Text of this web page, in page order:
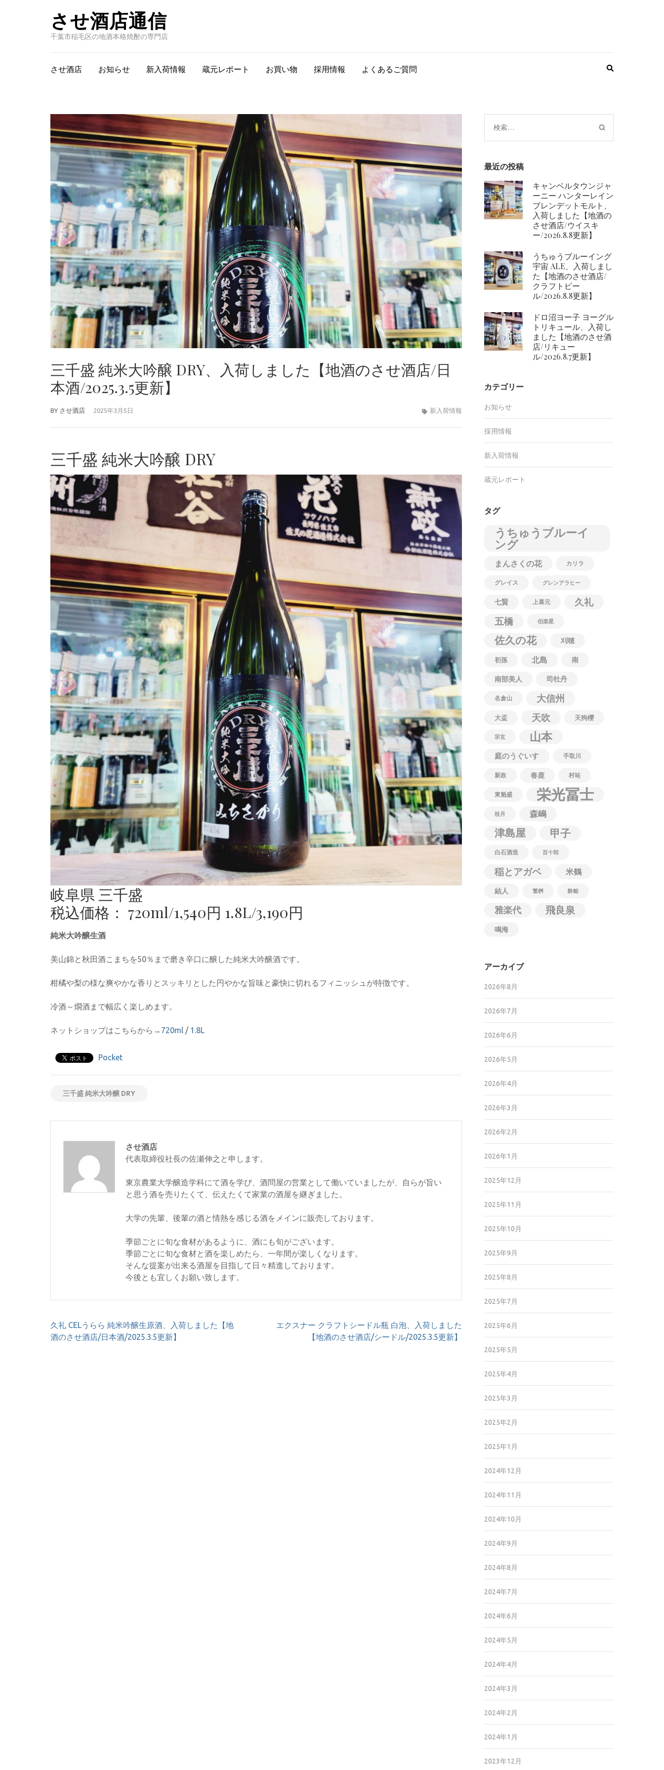
させ酒店通信
千葉市稲毛区の地酒本格焼酎の専門店
させ酒店 お知らせ 新入荷情報 蔵元レポート お買い物 採用情報 よくあるご質問
三千盛 純米大吟醸 DRY、入荷しました【地酒のさせ酒店/日
本酒/2025.3.5更新】
BY させ酒店 2025年3月5日 新入荷情報
三千盛 純米大吟醸 DRY
岐阜県 三千盛
税込価格： 720ml/1,540円 1.8L/3,190円
純米大吟醸生酒
美山錦と秋田酒こまちを50％まで磨き辛口に醸した純米大吟醸酒です。
柑橘や梨の様な爽やかな香りとスッキリとした円やかな旨味と豪快に切れるフィニッシュが特徴です。
冷酒～燗酒まで幅広く楽しめます。
ネットショップはこちらから→ 720ml / 1.8L
Pocket
三千盛 純米大吟醸 DRY
させ酒店
代表取締役社長の佐瀬伸之と申します。
東京農業大学醸造学科にて酒を学び、酒問屋の営業として働いていましたが、自らが旨い
と思う酒を売りたくて、伝えたくて家業の酒屋を継ぎました。
大学の先輩、後輩の酒と情熱を感じる酒をメインに販売しております。
季節ごとに旬な食材があるように、酒にも旬がございます。
季節ごとに旬な食材と酒を楽しめたら、一年間が楽しくなります。
そんな提案が出来る酒屋を目指して日々精進しております。
今後とも宜しくお願い致します。
投
稿
久礼 CELうらら 純米吟醸生原酒、入荷しました【地
酒のさせ酒店/日本酒/2025.3.5更新】
エクスナー クラフトシードル瓶 白泡、入荷しました
【地酒のさせ酒店/シードル/2025.3.5更新】
検
索:
最近の投稿
キャンベルタウンジャ
ーニー ハンターレイン
ブレンデットモルト、
入荷しました【地酒の
させ酒店/ウイスキ
ー/2026.8.8更新】
うちゅうブルーイング
宇宙 ALE、入荷しまし
た【地酒のさせ酒店/
クラフトビー
ル/2026.8.8更新】
ドロ沼ヨー子 ヨーグル
トリキュール、入荷し
ました【地酒のさせ酒
店/リキュー
ル/2026.8.7更新】
カテゴリー
お知らせ
採用情報
新入荷情報
蔵元レポート
タグ
うちゅうブルーイ
ング
まんさくの花 カリラ
グレイス グレンアラヒー
七賢 上喜元
久礼
五橋
伯楽星
佐久の花 刈穂
初孫 北島 南
南部美人 司牡丹
名倉山 大信州
大盃 天吹 天狗櫻
宗玄 山本
庭のうぐいす 手取川
新政 春鹿 村祐
東魁盛 栄光冨士
桂月 森嶋
津島屋 甲子
白石酒造 百十郎
稲とアガベ 米鶴
結人 繁桝 酔鯨
雅楽代 飛良泉
鳴海
アーカイブ
2026年8月
2026年7月
2026年6月
2026年5月
2026年4月
2026年3月
2026年2月
2026年1月
2025年12月
2025年11月
2025年10月
2025年9月
2025年8月
2025年7月
2025年6月
2025年5月
2025年4月
2025年3月
2025年2月
2025年1月
2024年12月
2024年11月
2024年10月
2024年9月
2024年8月
2024年7月
2024年6月
2024年5月
2024年4月
2024年3月
2024年2月
2024年1月
2023年12月